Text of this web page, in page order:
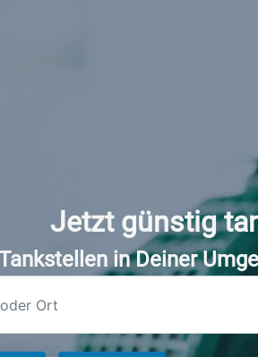
Jetzt günstig
in Deiner